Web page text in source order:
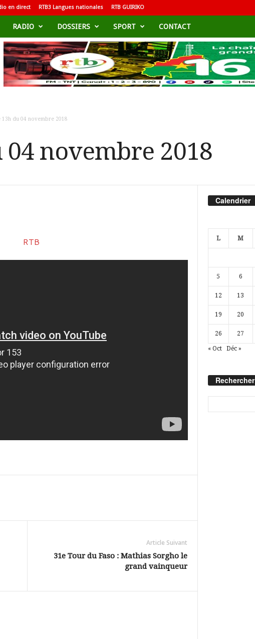
en direct RTB3 Langues nationales RTB GUIRIKO
RADIO DOSSIERS SPORT CONTACT
13h du 04 novembre 2018
04 novembre 2018
Article Suivant
31e Tour du Faso : Mathias Sorgho le
grand vainqueur
Calendrier
L M
5 6
12 13
19 20
26 27
« Oct Déc »
Rechercher